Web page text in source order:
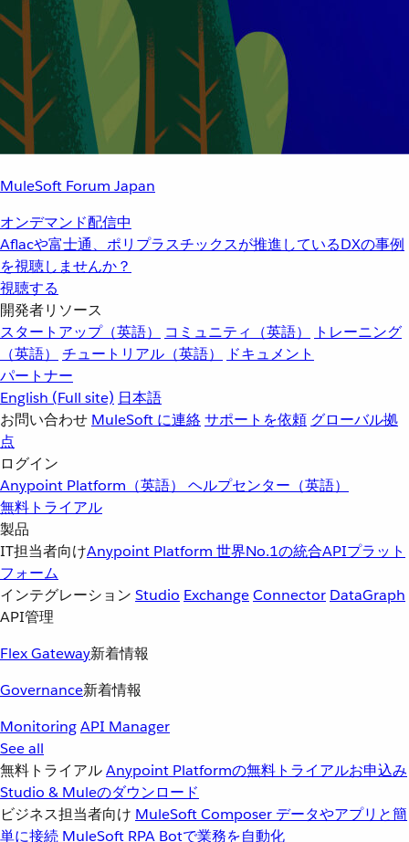
MuleSoft Forum Japan
オンデマンド配信中
Aflacや富士通、ポリプラスチックスが推進しているDXの事例
を視聴しませんか？
視聴する
開発者リソース
スタートアップ（英語）
コミュニティ（英語）
トレーニング
（英語）
チュートリアル（英語）
ドキュメント
パートナー
English (Full site) 日本語
お問い合わせ MuleSoft に連絡サポートを依頼 グローバル拠
点
ログイン
Anypoint Platform（英語） ヘルプセンター（英語）
無料トライアル
製品
IT担当者向けAnypoint Platform 世界No.1の統合APIプラット
フォーム
インテグレーション Studio ExchangeConnector DataGraph
API管理
Flex Gateway新着情報
Governance新着情報
MonitoringAPI Manager
See all
無料トライアルAnypoint Platformの無料トライアルお申込み
Studio & Muleのダウンロード
ビジネス担当者向け MuleSoft Composer データやアプリと簡
単に接続 MuleSoft RPA Botで業務を自動化